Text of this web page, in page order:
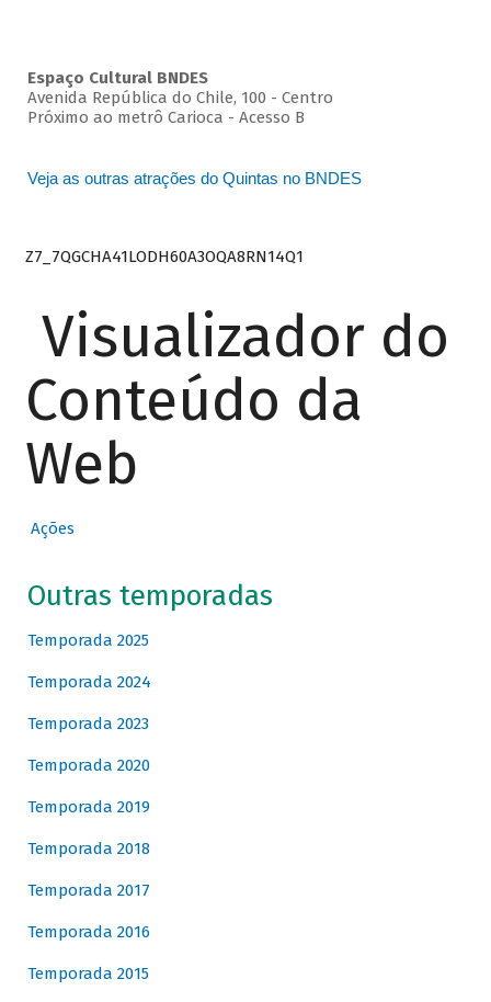
Espaço Cultural BNDES
Avenida República do Chile, 100 - Centro
Próximo ao metrô Carioca - Acesso B
Veja as outras atrações do Quintas no BNDES
Z7_7QGCHA41LODH60A3OQA8RN14Q1
Visualizador do
Conteúdo da
Web
Ações
Outras temporadas
Temporada 2025
Temporada 2024
Temporada 2023
Temporada 2020
Temporada 2019
Temporada 2018
Temporada 2017
Temporada 2016
Temporada 2015